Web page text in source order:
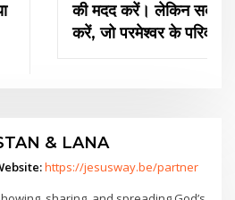
सबसे पहले, उन लोगों के लिए भला
के हैं।” (गलातियों 6: 10)
& LANA
https://jesusway.be/partner
sharing, and spreading God’s